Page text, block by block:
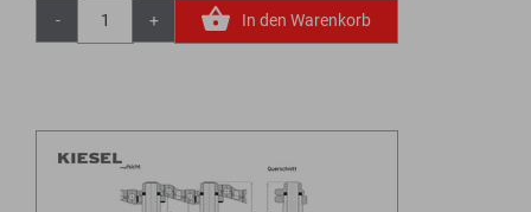
- + In den Warenkorb